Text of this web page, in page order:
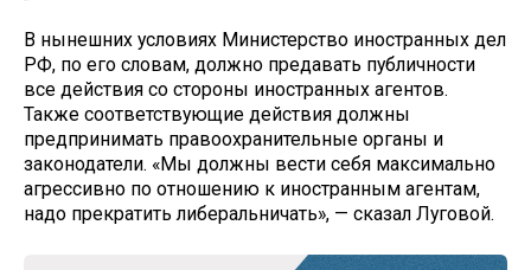
В нынешних условиях Министерство иностранных дел
РФ, по его словам, должно предавать публичности
все действия со стороны иностранных агентов.
Также соответствующие действия должны
предпринимать правоохранительные органы и
законодатели. «Мы должны вести себя максимально
агрессивно по отношению к иностранным агентам,
надо прекратить либеральничать», — сказал Луговой.